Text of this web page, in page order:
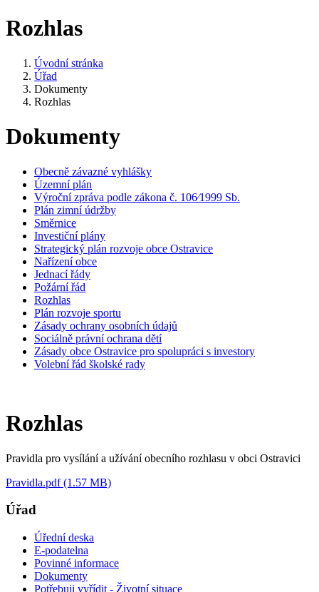
Rozhlas
Úvodní stránka
Úřad
Dokumenty
Rozhlas
Dokumenty
Obecně závazné vyhlášky
Územní plán
Výroční zpráva podle zákona č. 106⁄1999 Sb.
Plán zimní údržby
Směrnice
Investiční plány
Strategický plán rozvoje obce Ostravice
Nařízení obce
Jednací řády
Požární řád
Rozhlas
Plán rozvoje sportu
Zásady ochrany osobních údajů
Sociálně právní ochrana dětí
Zásady obce Ostravice pro spolupráci s investory
Volební řád školské rady
Rozhlas
Pravidla pro vysílání a užívání obecního rozhlasu v obci Ostravici
Pravidla.pdf (1.57 MB)
Úřad
Úřední deska
E-podatelna
Povinné informace
Dokumenty
Potřebuji vyřídit - Životní situace